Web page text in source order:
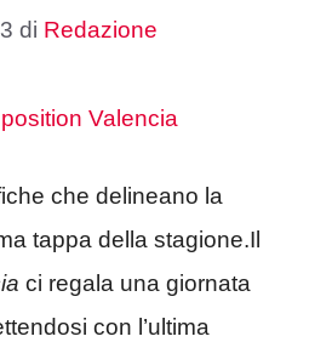
di Redazione
che delineano la
tappa della stagione.Il
ci regala una giornata
con l’ultima